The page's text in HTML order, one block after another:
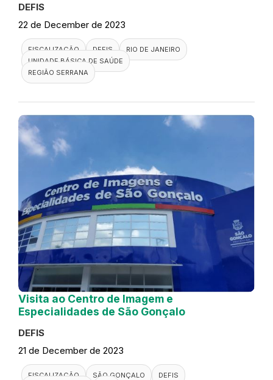
DEFIS
22 de December de 2023
FISCALIZAÇÃO DEFIS
RIO DE JANEIRO
UNIDADE BÁSICA DE SAÚDE
REGIÃO SERRANA
Visita ao Centro de Imagem e
Especialidades de São Gonçalo
DEFIS
21 de December de 2023
FISCALIZAÇÃO SÃO GONÇALO
DEFIS